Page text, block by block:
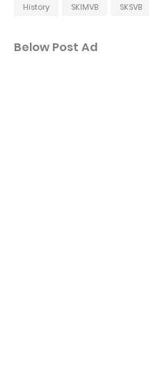
History SKIMVB SKSVB
Below Post Ad